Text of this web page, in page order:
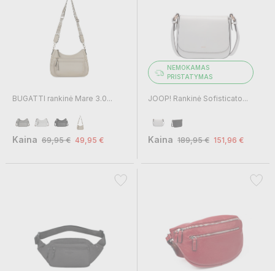
BUGATTI rankinė Mare 3.0...
Kaina 69,95 € 49,95 €
NEMOKAMAS
PRISTATYMAS
JOOP! Rankinė Sofisticato...
Kaina 189,95 € 151,96 €